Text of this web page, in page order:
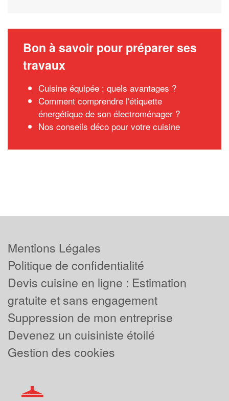
Bon à savoir pour préparer ses
travaux
Cuisine équipée : quels avantages ?
Comment comprendre l'étiquette
énergétique de son électroménager ?
Nos conseils déco pour votre cuisine
Mentions Légales
Politique de confidentialité
Devis cuisine en ligne : Estimation
gratuite et sans engagement
Suppression de mon entreprise
Devenez un cuisiniste étoilé
Gestion des cookies